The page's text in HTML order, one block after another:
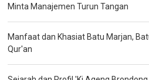
Minta Manajemen Turun Tangan
Manfaat dan Khasiat Batu Marjan,
Qur'an